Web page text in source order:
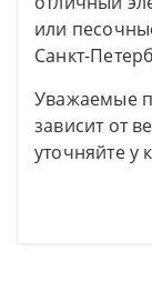
или
Санкт-
Уважаемые
зависит от
уточняйте у